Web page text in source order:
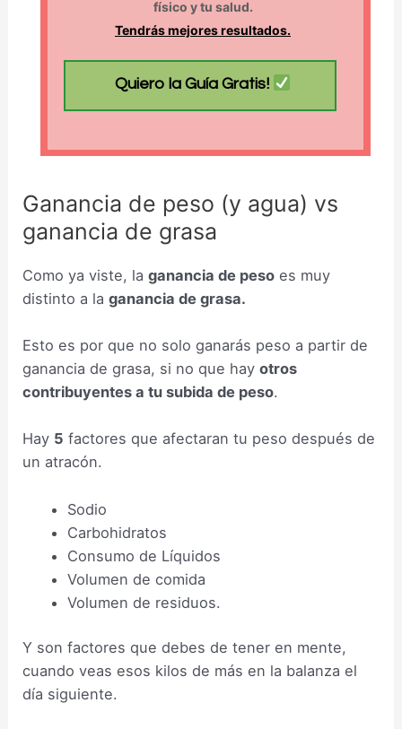
físico y tu salud.
Tendrás mejores resultados.
Quiero la Guía Gratis!
Ganancia de peso (y agua) vs
ganancia de grasa
Como ya viste, laganancia de peso es muy
distinto a laganancia de grasa.
Esto es por que no solo ganarás peso a partir de
ganancia de grasa, si no que hayotros
contribuyentes a tu subida de peso.
Hay 5 factores que afectaran tu peso después de
un atracón.
Sodio
Carbohidratos
Consumo de Líquidos
Volumen de comida
Volumen de residuos.
Y son factores que debes de tener en mente,
cuando veas esos kilos de más en la balanza el
día siguiente.